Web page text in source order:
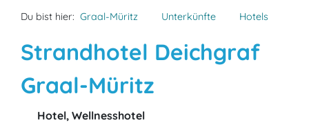
Du bist hier: Graal-Müritz Unterkünfte Hotels
Strandhotel Deichgraf
Graal-Müritz
Hotel, Wellnesshotel